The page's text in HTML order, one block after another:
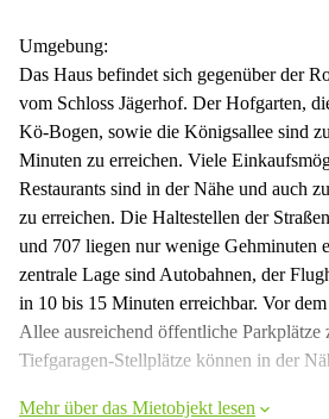
Umgebung:
Das Haus befindet sich gegenüber der
vom Schloss Jägerhof. Der Hofgarten,
Kö-Bogen, sowie die Königsallee sind
Minuten zu erreichen. Viele
Restaurants sind in der Nähe und auch
zu erreichen. Die Haltestellen der
und 707 liegen nur wenige Gehminuten
zentrale Lage sind Autobahnen, der
in 10 bis 15 Minuten erreichbar. Vor
Allee ausreichend öffentliche Parkplätze
Tiefgaragen-Stellplätze können in der
Mehr über das Mietobjekt lesen